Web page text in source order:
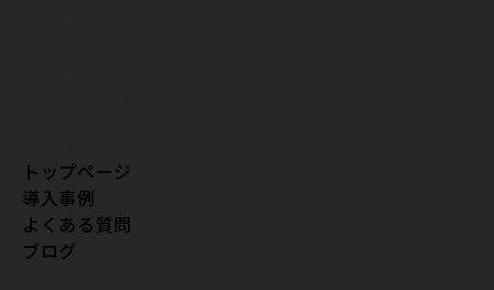
トップページ
導入事例
よくある質問
ブログ